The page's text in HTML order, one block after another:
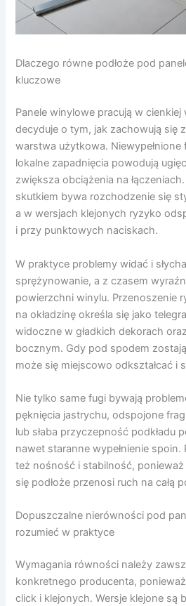
Dlaczego równe podłoże pod
kluczowe
Panele winylowe pracują w cienkiej
decyduje o tym, jak zachowują się
warstwa użytkowa. Niewypełnione
lokalne zapadnięcia powodują
zwiększa obciążenia na
skutkiem bywa rozchodzenie się
a w wersjach klejonych ryzyko
i przy punktowych naciskach.
W praktyce problemy widać i
sprężynowanie, a z czasem
powierzchni winylu. Przenoszenie
na okładzinę określa się jako
widoczne w gładkich dekorach
bocznym. Gdy pod spodem
może się miejscowo odkształcać i
Nie tylko same fugi bywają
pęknięcia jastrychu, odspojone
lub słaba przyczepność podkładu
nawet staranne wypełnienie
też nośność i stabilność,
się podłoże przenosi ruch na całą
Dopuszczalne nierówności pod
rozumieć w praktyce
Wymagania równości należy
konkretnego producenta,
click i klejonych. Wersje klejone są